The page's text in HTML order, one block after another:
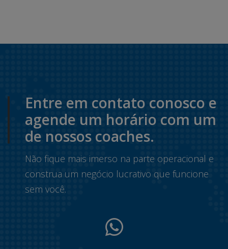
Entre em contato conosco e
agende um horário com um
de nossos coaches.
Não fique mais imerso na parte operacional e
construa um negócio lucrativo que funcione
sem você.